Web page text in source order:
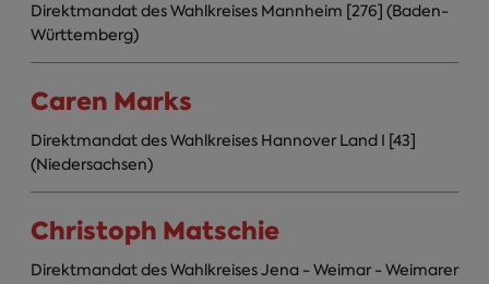
Direktmandat des Wahlkreises Mannheim [276] (Baden-
Württemberg)
Caren Marks
Direktmandat des Wahlkreises Hannover Land I [43]
(Niedersachsen)
Christoph Matschie
Direktmandat des Wahlkreises Jena - Weimar - Weimarer